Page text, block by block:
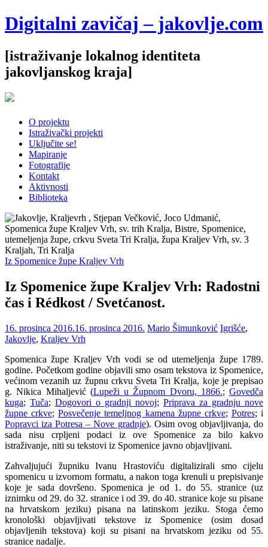
Digitalni zavičaj – jakovlje.com
[istraživanje lokalnog identiteta
jakovljanskog kraja]
O projektu
Istraživački projekti
Uključite se!
Mapiranje
Fotografije
Kontakt
Aktivnosti
Biblioteka
Iz Spomenice župe Kraljev Vrh
Iz Spomenice župe Kraljev Vrh: Radostni
čas i Rédkost / Svetćanost.
16. prosinca 2016.16. prosinca 2016. Mario Šimunković Igrišće,
Jakovlje, Kraljev Vrh
Spomenica župe Kraljev Vrh vodi se od utemeljenja župe 1789.
godine. Početkom godine objavili smo osam tekstova iz Spomenice,
većinom vezanih uz župnu crkvu Sveta Tri Kralja, koje je prepisao
g. Nikica Mihaljević (Lupeži u Župnom Dvoru, 1866.; Govedča
kuga; Tuča; Dogovori o gradnji novoj; Priprava za gradnju nove
župne crkve;Posvečenje temeljnog kamena župne crkve; Potres; i
Popravci iza Potresa – Nove gradnje). Osim ovog objavljivanja, do
sada nisu crpljeni podaci iz ove Spomenice za bilo kakvo
istraživanje, niti su tekstovi iz Spomenice javno objavljivani.
Zahvaljujući župniku Ivanu Hrastoviću digitalizirali smo cijelu
spomenicu u izvornom formatu, a nakon toga krenuli u prepisivanje
koje je sada dovršeno. Spomenica je od 1. do 55. stranice (uz
iznimku od 29. do 32. stranice i od 39. do 40. stranice koje su pisane
na hrvatskom jeziku) pisana na latinskom jeziku. Stoga ćemo
kronološki objavljivati tekstove iz Spomenice (osim dosad
objavljenih tekstova) koji su pisani na hrvatskom jeziku od 55.
stranice nadalje.